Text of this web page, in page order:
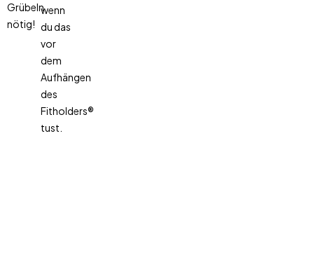
Grübeln
nötig!
wenn
du das
vor
dem
Aufhängen
des
Fitholders®
tust.